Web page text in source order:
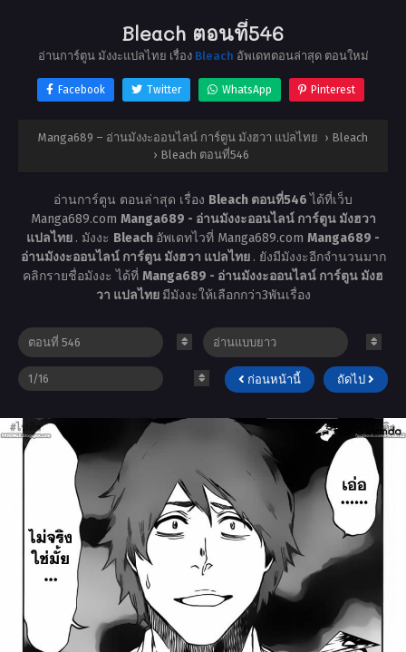
Bleach ตอนที่546
อ่านการ์ตูน มังงะแปลไทย เรื่อง Bleach อัพเดทตอนล่าสุด ตอนใหม่
Facebook Twitter WhatsApp Pinterest
Manga689 – อ่านมังงะออนไลน์ การ์ตูน มังฮวา แปลไทย › Bleach
› Bleach ตอนที่546
อ่านการ์ตูน ตอนล่าสุด เรื่อง Bleach ตอนที่546ได้ที่เว็บ
Manga689.com Manga689 - อ่านมังงะออนไลน์ การ์ตูน มังฮวา
แปลไทย . มังงะ Bleach อัพเดทไวที่ Manga689.com Manga689 -
อ่านมังงะออนไลน์ การ์ตูน มังฮวา แปลไทย . ยังมีมังงะอีกจำนวนมาก
คลิกรายชื่อมังงะ ได้ที่ Manga689 - อ่านมังงะออนไลน์ การ์ตูน มังฮ
วา แปลไทย มีมังงะให้เลือกกว่า3พันเรื่อง
ก่อนหน้านี้ ถัดไป